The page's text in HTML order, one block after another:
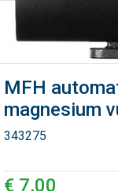
MFH
magnesium
343275
€ 7,00